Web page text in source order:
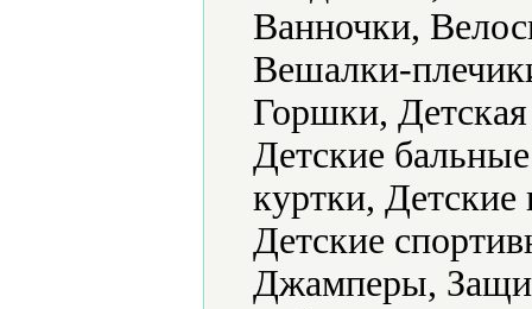
Ванночки,
Вешалки-
Горшки,
Детские
куртки, Детские
Детские
Джамперы,